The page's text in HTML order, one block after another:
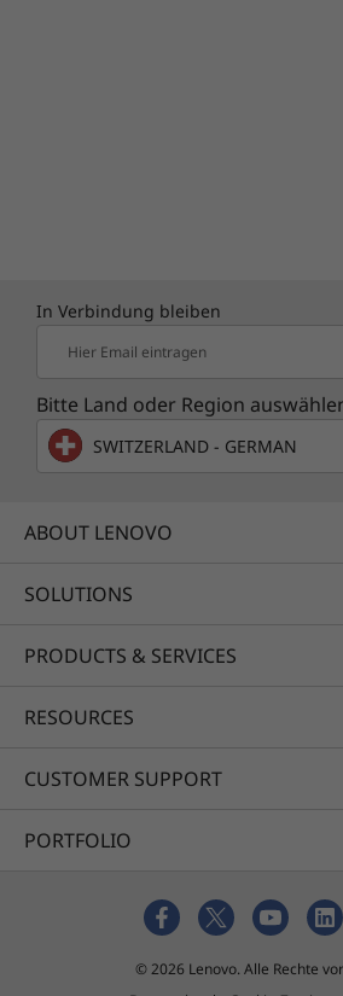
Lenovo Magic Bay Light accessory
In Verbindung bleiben
Hier Email eintragen
Bitte Land oder Region
SWITZERLAND - GERMAN
ABOUT LENOVO
SOLUTIONS
PRODUCTS & SERVICES
RESOURCES
CUSTOMER SUPPORT
PORTFOLIO
© 2026 Lenovo. Alle Rechte